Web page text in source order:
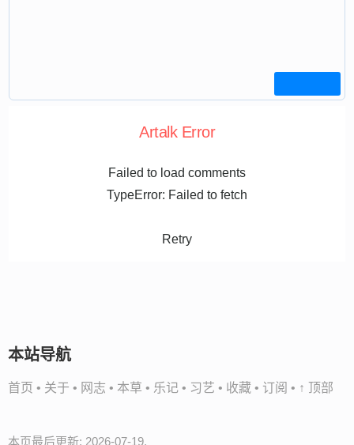
Artalk Error
Failed to load comments
TypeError: Failed to fetch
Retry
本站导航
首页 • 关于 • 网志 • 本草 • 乐记 • 习艺 • 收藏 • 订阅 • ↑ 顶部
本页最后更新: 2026-07-19.